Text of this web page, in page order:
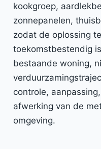
kookgroep,
zonnepanelen,
zodat de oplossing
toekomstbestendig
bestaande woning,
controle,
afwerking van de
omgeving.